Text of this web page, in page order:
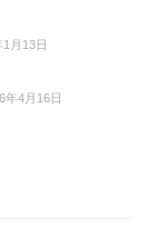
1月13日
年4月16日